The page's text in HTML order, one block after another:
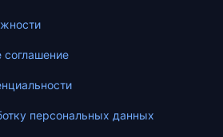
соглашение
персональных данных